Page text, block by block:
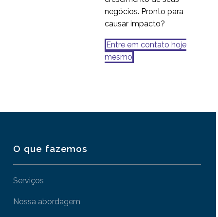
negócios. Pronto para
causar impacto?
Entre em contato hoje
mesmo
O que fazemos
Serviços
Nossa abordagem